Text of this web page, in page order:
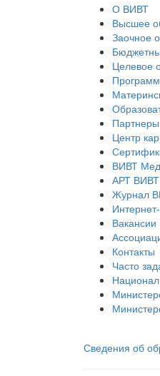
О ВИВТ
Высшее
Заочное
Целевое
Центр
ВИВТ
АРТ ВИВТ
Журнал
Контакты
Часто
Сведения об